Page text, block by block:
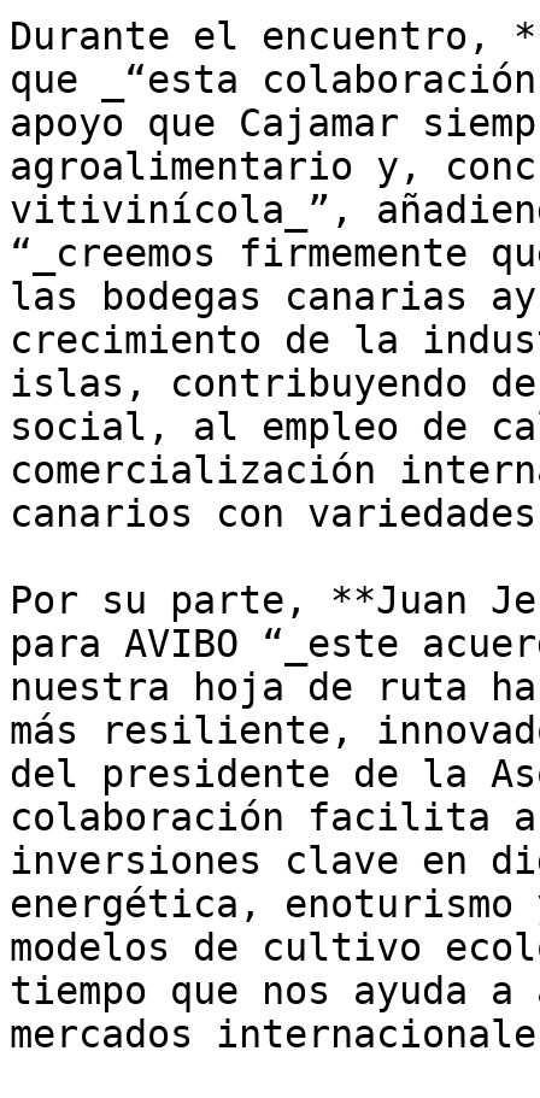
Durante el encuentro,
que _“esta
apoyo que Cajamar
agroalimentario y,
vitivinícola_”,
“_creemos firmemente
las bodegas canarias
crecimiento de la
islas, contribuyendo
social, al empleo de
comercialización
canarios con
Por su parte, **Juan
para AVIBO “_este
nuestra hoja de ruta
más resiliente,
del presidente de la
colaboración facilita a
inversiones clave en
energética,
modelos de cultivo
tiempo que nos ayuda
mercados